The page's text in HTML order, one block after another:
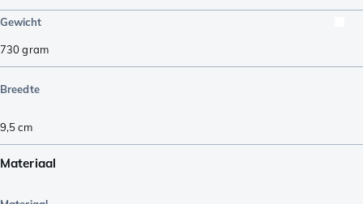
Gewicht
730gram
Breedte
9,5cm
Materiaal